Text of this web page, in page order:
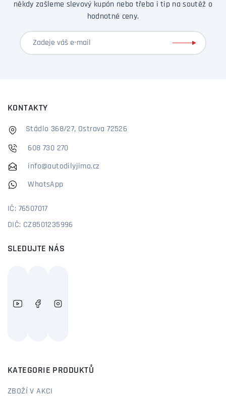
někdy zašleme slevový kupón nebo třeba i tip na soutěž o
hodnotné ceny.
KONTAKTY
Stádlo 368/27, Ostrava 72526
608 730 270
info@autodilyjimo.cz
WhatsApp
IČ: 76507017
DIČ: CZ8501235996
SLEDUJTE NÁS
KATEGORIE PRODUKTŮ
ZBOŽÍ V AKCI